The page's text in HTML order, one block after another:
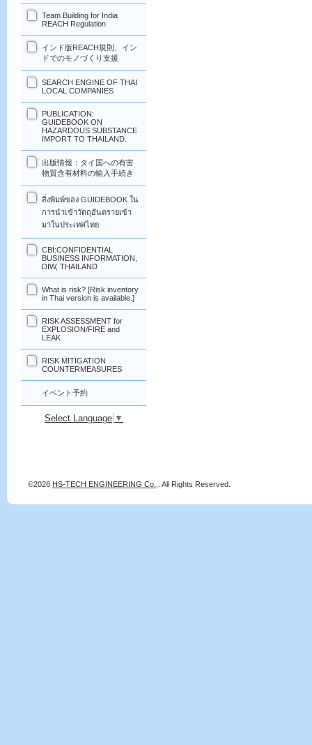
Team Building for India
REACH Regulation
インド版REACH規則、イン
ドでのモノづくり支援
SEARCH ENGINE OF THAI
LOCAL COMPANIES
PUBLICATION:
GUIDEBOOK ON
HAZARDOUS SUBSTANCE
IMPORT TO THAILAND.
出版情報：タイ国への有害
物質含有材料の輸入手続き
สิ่งพิมพ์ของ GUIDEBOOK ใน
การนำเข้าวัตถุอันตรายเข้า
มาในประเทศไทย
CBI:CONFIDENTIAL
BUSINESS INFORMATION,
DIW, THAILAND
What is risk? [Risk inventory
in Thai version is available.]
RISK ASSESSMENT for
EXPLOSION/FIRE and
LEAK
RISK MITIGATION
COUNTERMEASURES
イベント予約
Select Language ▼
©2026 HS-TECH ENGINEERING Co., . All Rights Reserved.